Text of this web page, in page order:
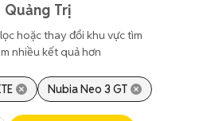
Quảng Trị
hoặc thay đổi khu vực tìm
nhiều kết quả hơn
Nubia Neo 3 GT